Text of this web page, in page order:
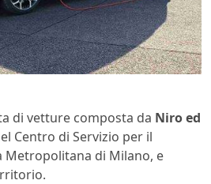
di vetture composta da Niro ed
Centro di Servizio per il
di Milano, e